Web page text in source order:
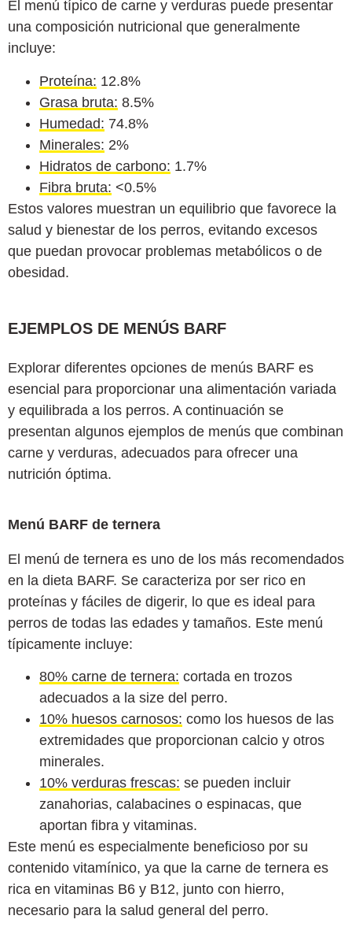
El menú típico de carne y verduras puede presentar
una composición nutricional que generalmente
incluye:
Proteína: 12.8%
Grasa bruta: 8.5%
Humedad: 74.8%
Minerales: 2%
Hidratos de carbono: 1.7%
Fibra bruta: <0.5%
Estos valores muestran un equilibrio que favorece la
salud y bienestar de los perros, evitando excesos
que puedan provocar problemas metabólicos o de
obesidad.
EJEMPLOS DE MENÚS BARF
Explorar diferentes opciones de menús BARF es
esencial para proporcionar una alimentación variada
y equilibrada a los perros. A continuación se
presentan algunos ejemplos de menús que combinan
carne y verduras, adecuados para ofrecer una
nutrición óptima.
Menú BARF de ternera
El menú de ternera es uno de los más recomendados
en la dieta BARF. Se caracteriza por ser rico en
proteínas y fáciles de digerir, lo que es ideal para
perros de todas las edades y tamaños. Este menú
típicamente incluye:
80% carne de ternera: cortada en trozos
adecuados a la size del perro.
10% huesos carnosos: como los huesos de las
extremidades que proporcionan calcio y otros
minerales.
10% verduras frescas: se pueden incluir
zanahorias, calabacines o espinacas, que
aportan fibra y vitaminas.
Este menú es especialmente beneficioso por su
contenido vitamínico, ya que la carne de ternera es
rica en vitaminas B6 y B12, junto con hierro,
necesario para la salud general del perro.